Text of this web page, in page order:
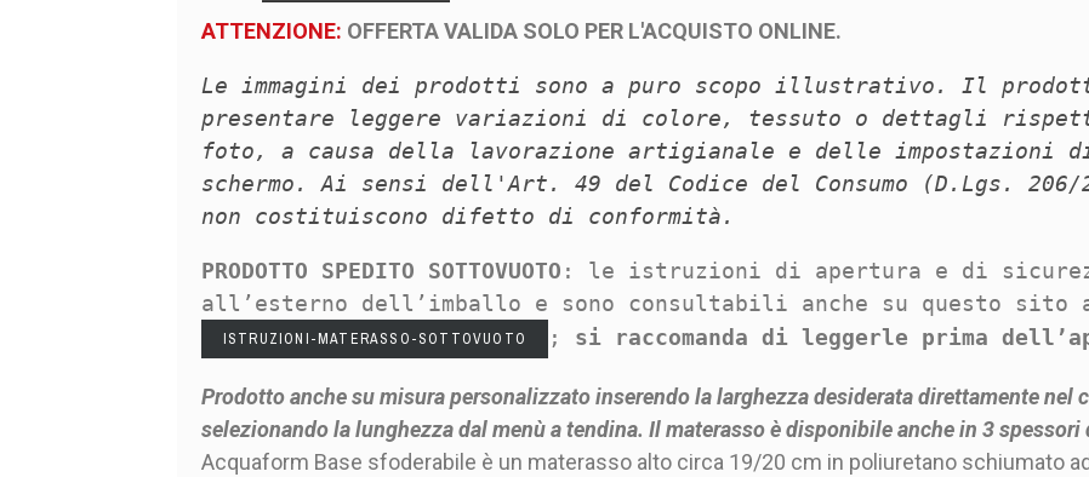
ATTENZIONE: OFFERTA VALIDA SOLO PER L'ACQUISTO ONLINE.
Le immagini dei prodotti sono a puro scopo illustrativo. Il
presentare leggere variazioni di colore, tessuto o dettagli
foto, a causa della lavorazione artigianale e delle impostazioni
schermo. Ai sensi dell'Art. 49 del Codice del Consumo (D.Lgs.
non costituiscono difetto di conformità.
PRODOTTO SPEDITO SOTTOVUOTO : le istruzioni di apertura e di
all’esterno dell’imballo e sono consultabili anche su questo sito
ISTRUZIONI-MATERASSO-SOTTOVUOTO ; si raccomanda di leggerle prima
Prodotto anche su misura personalizzato inserendo la larghezza desiderata direttamente nel
selezionando la lunghezza dal menù a tendina. Il materasso è disponibile anche in 3
Acquaform Base sfoderabile è un materasso alto circa 19/20 cm in poliuretano schiumato